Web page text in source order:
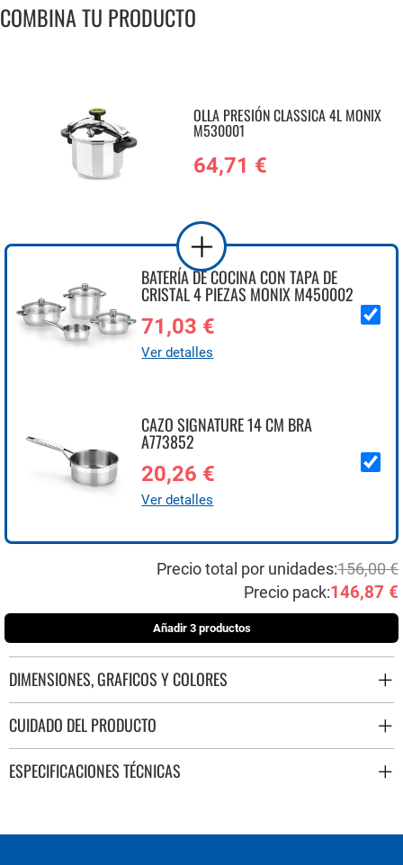
COMBINA TU PRODUCTO
OLLA PRESIÓN CLASSICA 4L MONIX
M530001
64,71 €
BATERÍA DE COCINA CON TAPA DE
CRISTAL 4 PIEZAS MONIX M450002
71,03 €
Ver detalles
CAZO SIGNATURE 14 CM BRA
A773852
20,26 €
Ver detalles
Precio total por unidades:156,00 €
Precio pack:146,87 €
Añadir 3 productos
DIMENSIONES, GRAFICOS Y COLORES
CUIDADO DEL PRODUCTO
ESPECIFICACIONES TÉCNICAS